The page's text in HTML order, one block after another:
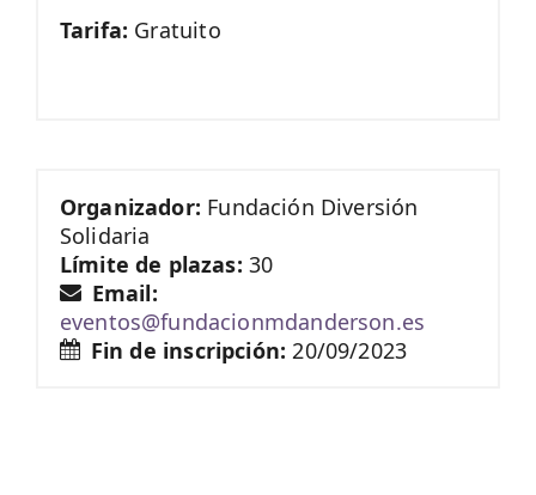
Tarifa: Gratuito
Organizador: Fundación Diversión
Solidaria
Límite de plazas: 30
Email:
eventos@fundacionmdanderson.es
Fin de inscripción: 20/09/2023